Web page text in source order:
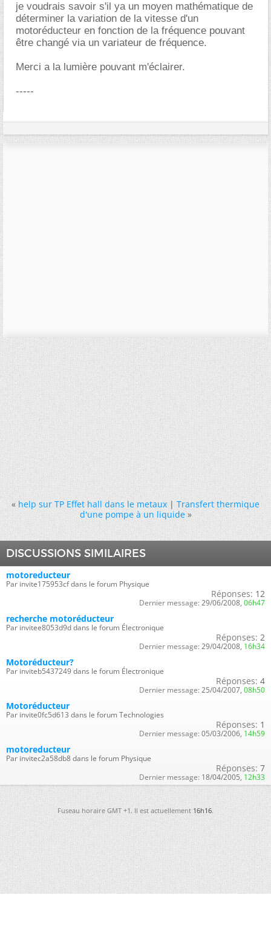
je voudrais savoir s'il ya un moyen mathématique de
déterminer la variation de la vitesse d'un
motoréducteur en fonction de la fréquence pouvant
être changé via un variateur de fréquence.
Merci a la lumière pouvant m'éclairer.
-----
« help sur TP Effet hall dans le metaux|Transfert thermique
d'une pompe à un liquide »
DISCUSSIONS SIMILAIRES
motoreducteur
Par invite175953cf dans le forum Physique
Réponses: 12
Dernier message: 29/06/2008, 06h47
recherche motoréducteur
Par invitee8053d9d dans le forum Électronique
Réponses: 2
Dernier message: 29/04/2008, 16h34
Motoréducteur?
Par inviteb5437249 dans le forum Électronique
Réponses: 4
Dernier message: 25/04/2007, 08h50
Motoréducteur
Par invite0fc5d613 dans le forum Technologies
Réponses: 1
Dernier message: 05/03/2006, 14h59
motoreducteur
Par invitec2a58db8 dans le forum Physique
Réponses: 7
Dernier message: 18/04/2005, 12h33
Fuseau horaire GMT +1. Il est actuellement16h16.